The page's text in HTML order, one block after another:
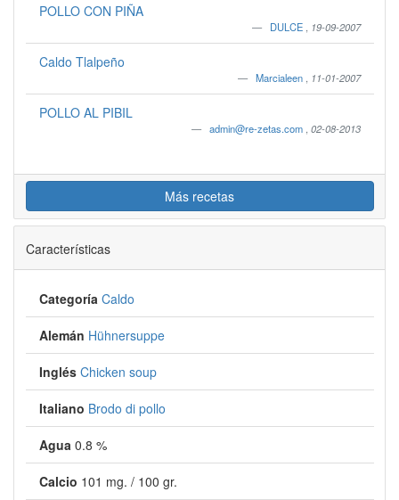
POLLO CON PIÑA
DULCE 19-09-2007
Caldo Tlalpeño
Marcialeen 11-01-2007
POLLO AL PIBIL
admin@re-zetas.com 02-08-2013
Más recetas
Características
Categoría Caldo
Alemán Hühnersuppe
Inglés Chicken soup
Italiano Brodo di pollo
Agua 0.8 %
Calcio 101 mg. / 100 gr.